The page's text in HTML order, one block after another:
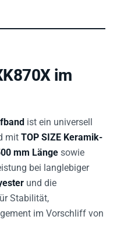
im
ist ein universell
mit TOP SIZE Keramik-
mm Länge sowie
bei langlebiger
und die
Stabilität,
im Vorschliff von